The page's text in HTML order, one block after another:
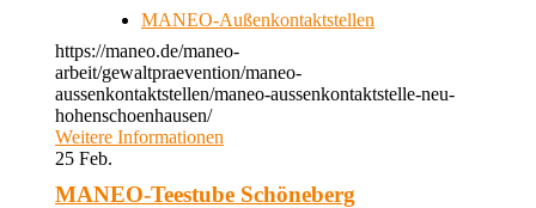
MANEO-Außenkontaktstellen
https://maneo.de/maneo-
arbeit/gewaltpraevention/maneo-
aussenkontaktstellen/maneo-aussenkontaktstelle-neu-
hohenschoenhausen/
Weitere Informationen
25 Feb.
MANEO-Teestube Schöneberg